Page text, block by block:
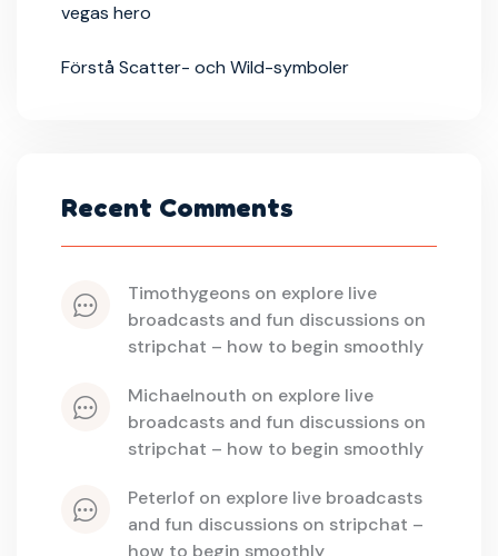
vegas hero
Förstå Scatter- och Wild-symboler
Recent Comments
timothygeons on explore live
broadcasts and fun discussions on
stripchat – how to begin smoothly
michaelnouth on explore live
broadcasts and fun discussions on
stripchat – how to begin smoothly
peterlof on explore live broadcasts
and fun discussions on stripchat –
how to begin smoothly